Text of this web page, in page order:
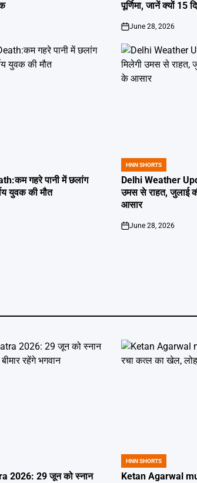
पूर्णिमा, जानें क्यों 15
on
June 28, 2026
गहरे पानी में छलांग
युवक की मौत
POSTED
IN
HNN SHORTS
Delhi Weather
उमस से राहत, जुलाई
आसार
on
June 28, 2026
2026: 29 जून को स्नान
POSTED
IN
HNN SHORTS
Ketan Agarwal